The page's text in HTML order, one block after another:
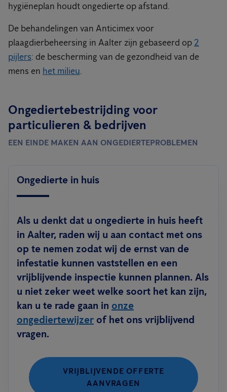
hygiëneplan houdt ongedierte op afstand.
De behandelingen van Anticimex voor
plaagdierbeheersing in Aalter zijn gebaseerd op 2
pijlers: de bescherming van de gezondheid van de
mens en het milieu.
Ongediertebestrijding voor
particulieren & bedrijven
EEN EINDE MAKEN AAN ONGEDIERTEPROBLEMEN
Ongedierte in huis
Als u denkt dat u ongedierte in huis heeft
in Aalter, raden wij u aan contact met ons
op te nemen zodat wij de ernst van de
infestatie kunnen vaststellen en een
vrijblijvende inspectie kunnen plannen. Als
u niet zeker weet welke soort het kan zijn,
kan u te rade gaan in onze
ongediertewijzer of het ons vrijblijvend
vragen.
VRIJBLIJVENDE OFFERTE
AANVRAGEN